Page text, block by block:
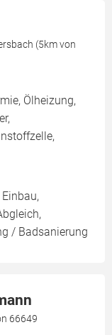
(5km von
Ölheizung,
/ Badsanierung
66649